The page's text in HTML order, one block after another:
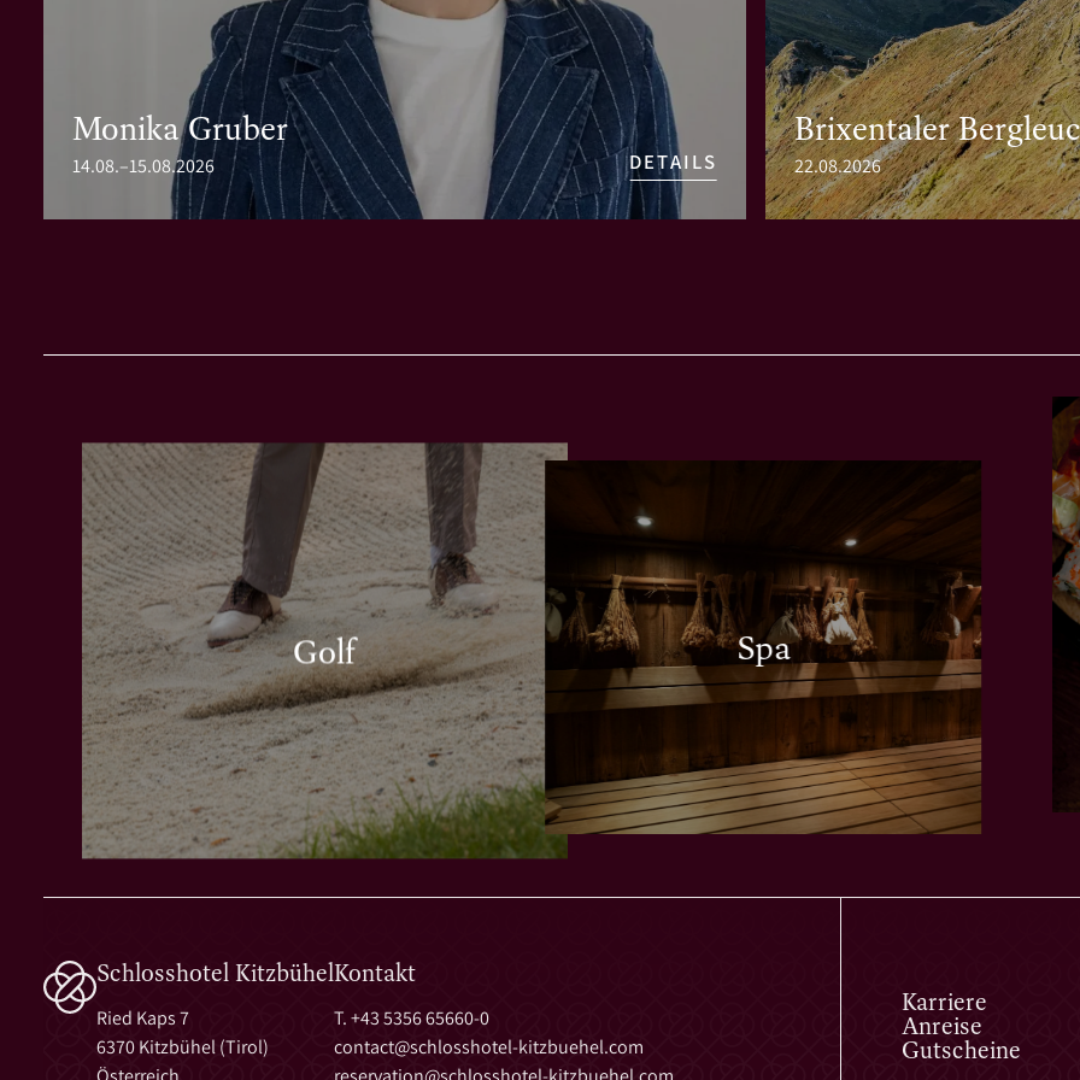
Monika Gruber
14.08.–15.08.2026 DETAILS
Brixentaler
22.08.2026
Golf Spa
Schlosshotel Kitzbühel
Ried Kaps 7
6370 Kitzbühel (Tirol)
Kontakt
T. +43 5356 65660-0
contact@schlosshotel-kitzbuehel.com
Karriere
Anreise
Gutscheine